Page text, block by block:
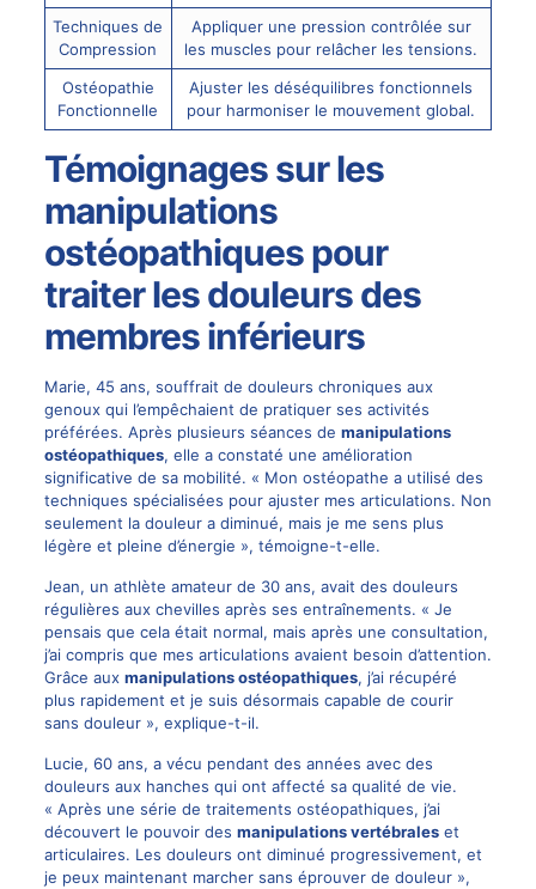
Techniques de
Compression
Appliquer une pression contrôlée sur
les muscles pour relâcher les tensions.
Ostéopathie
Fonctionnelle
Ajuster les déséquilibres fonctionnels
pour harmoniser le mouvement global.
Témoignages sur les
manipulations
ostéopathiques pour
traiter les douleurs des
membres inférieurs
Marie, 45 ans, souffrait de douleurs chroniques aux
genoux qui l’empêchaient de pratiquer ses activités
préférées. Après plusieurs séances de manipulations
ostéopathiques, elle a constaté une amélioration
significative de sa mobilité. « Mon ostéopathe a utilisé des
techniques spécialisées pour ajuster mes articulations. Non
seulement la douleur a diminué, mais je me sens plus
légère et pleine d’énergie », témoigne-t-elle.
Jean, un athlète amateur de 30 ans, avait des douleurs
régulières aux chevilles après ses entraînements. « Je
pensais que cela était normal, mais après une consultation,
j’ai compris que mes articulations avaient besoin d’attention.
Grâce aux manipulations ostéopathiques, j’ai récupéré
plus rapidement et je suis désormais capable de courir
sans douleur », explique-t-il.
Lucie, 60 ans, a vécu pendant des années avec des
douleurs aux hanches qui ont affecté sa qualité de vie.
« Après une série de traitements ostéopathiques, j’ai
découvert le pouvoir des manipulations vertébraleset
articulaires. Les douleurs ont diminué progressivement, et
je peux maintenant marcher sans éprouver de douleur »,